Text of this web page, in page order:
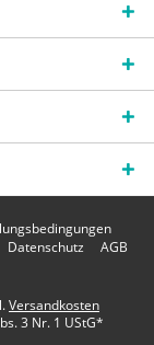
Datenschutz
AGB
Versandkosten
3 Nr. 1 UStG*